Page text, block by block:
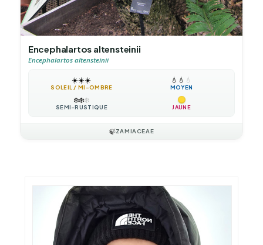
Encephalartos altensteinii
Encephalartos altensteinii
☀️☀️☀️
SOLEIL / MI-OMBRE
💧 💧 💧
MOYEN
❄️❄️❄️
SEMI-RUSTIQUE JAUNE
🍃ZAMIACEAE